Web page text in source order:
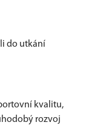
do utkání
kvalitu,
rozvoj